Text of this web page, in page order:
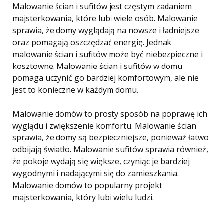
Malowanie ścian i sufitów jest częstym zadaniem
majsterkowania, które lubi wiele osób. Malowanie
sprawia, że ​​domy wyglądają na nowsze i ładniejsze
oraz pomagają oszczędzać energię. Jednak
malowanie ścian i sufitów może być niebezpieczne i
kosztowne. Malowanie ścian i sufitów w domu
pomaga uczynić go bardziej komfortowym, ale nie
jest to konieczne w każdym domu.
Malowanie domów to prosty sposób na poprawę ich
wyglądu i zwiększenie komfortu. Malowanie ścian
sprawia, że ​​domy są bezpieczniejsze, ponieważ łatwo
odbijają światło. Malowanie sufitów sprawia również,
że pokoje wydają się większe, czyniąc je bardziej
wygodnymi i nadającymi się do zamieszkania.
Malowanie domów to popularny projekt
majsterkowania, który lubi wielu ludzi.